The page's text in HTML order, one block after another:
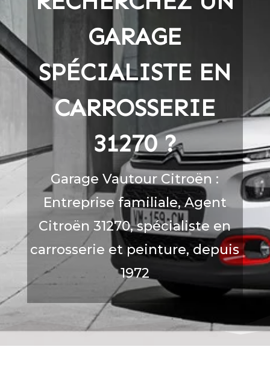
GARAGE
SPÉCIALISTE EN
CARROSSERIE
31270?
Garage Vautour Citroën :
Entreprise familiale, Agent
Citroën 31270, spécialiste en
carrosserie et peinture, depuis
1972